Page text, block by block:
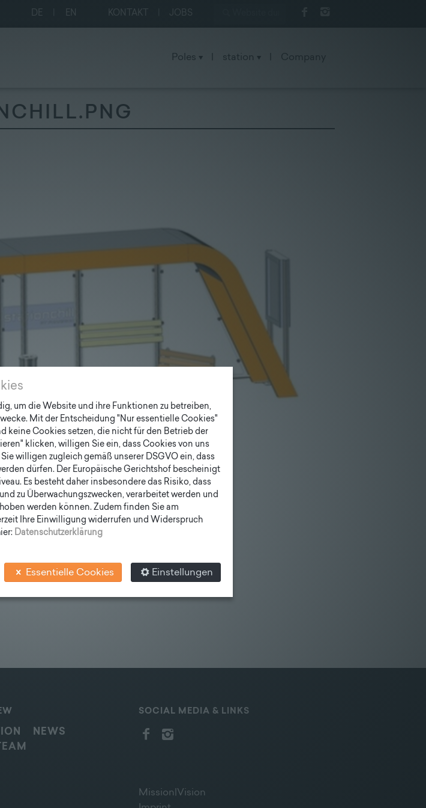
KONTAKT JOBS
DE EN
Poles station Company
NEWS
SOCIAL MEDIA & LINKS
Mission|Vision
um die Website und ihre Funktionen zu betreiben,
Mit der Entscheidung "Nur essentielle Cookies"
keine Cookies setzen, die nicht für den Betrieb der
klicken, willigen Sie ein, dass Cookies von uns
willigen zugleich gemäß unserer DSGVO ein, dass
dürfen. Der Europäische Gerichtshof bescheinigt
Es besteht daher insbesondere das Risiko, dass
zu Überwachungszwecken, verarbeitet werden und
werden können. Zudem finden Sie am
Ihre Einwilligung widerrufen und Widerspruch
Datenschutzerklärung
Essentielle Cookies Einstellungen